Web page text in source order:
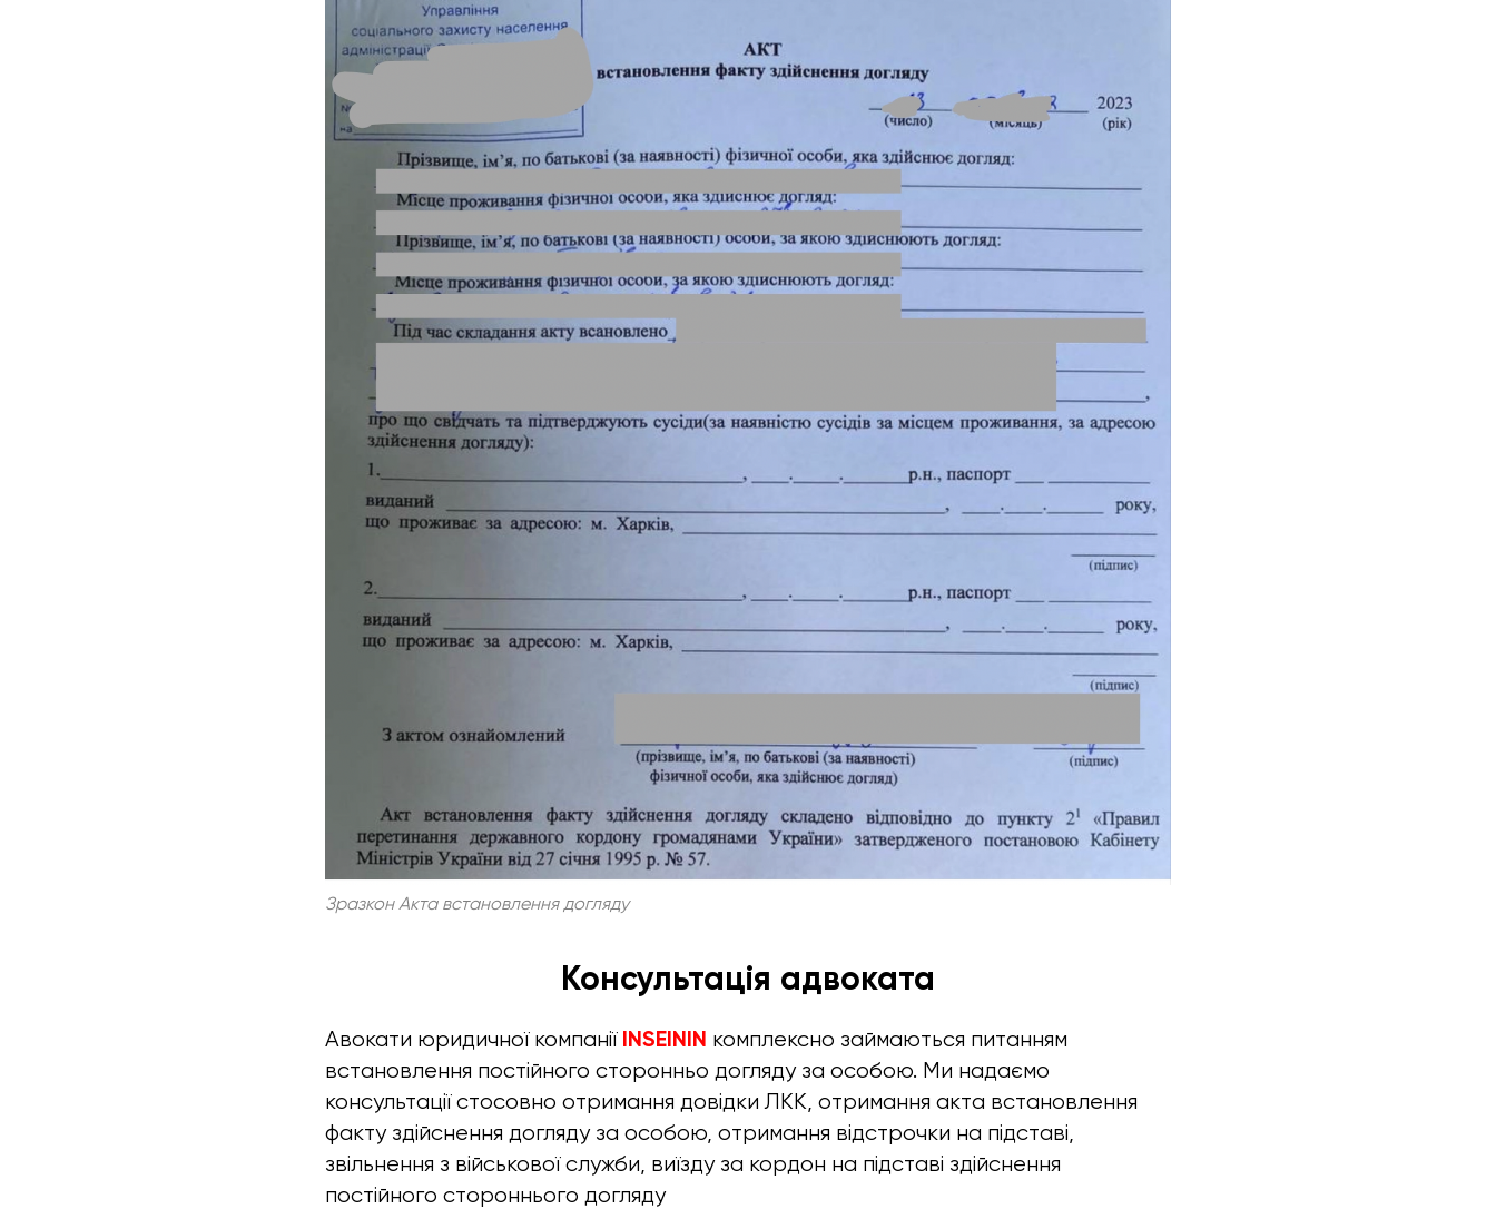
Зразкон Акта встановлення догляду
Консультація адвоката
Авокати юридичної компанії INSEININ комплексно займаються питанням
встановлення постійного сторонньо догляду за особою. Ми надаємо
консультації стосовно отримання довідки ЛКК, отримання акта встановлення
факту здійснення догляду за особою, отримання відстрочки на підставі,
звільнення з військової служби, виїзду за кордон на підставі здійснення
постійного стороннього догляду